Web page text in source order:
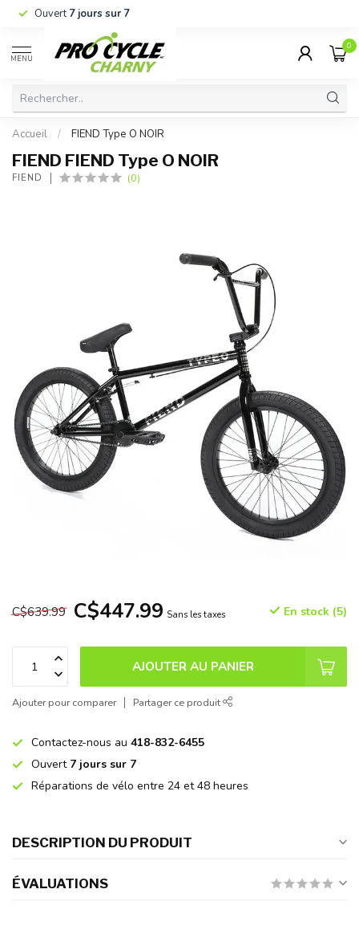
Ouvert7 jours sur 7
MENU
0
Accueil / FIEND Type O NOIR
FIEND FIEND Type O NOIR
FIEND (0)
C$639.99 C$447.99 Sans les taxes En stock (5)
AJOUTER AU PANIER
Ajouter pour comparer Partager ce produit
Contactez-nous au 418-832-6455
Ouvert 7 jours sur 7
Réparations de vélo entre 24 et 48 heures
DESCRIPTION DU PRODUIT
ÉVALUATIONS